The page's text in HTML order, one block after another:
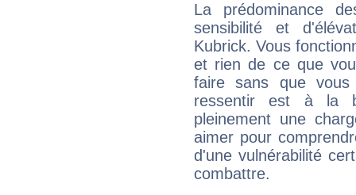
La prédominance
sensibilité et
Kubrick. Vous
et rien de ce que
faire sans que
ressentir est à la
pleinement une
aimer pour
d'une vulnérabilité
combattre.